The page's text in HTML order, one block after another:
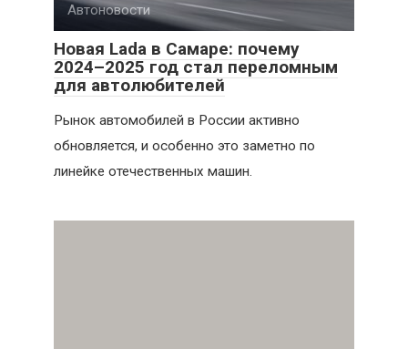
Автоновости
Новая Lada в Самаре: почему
2024–2025 год стал переломным
для автолюбителей
Рынок автомобилей в России активно
обновляется, и особенно это заметно по
линейке отечественных машин.